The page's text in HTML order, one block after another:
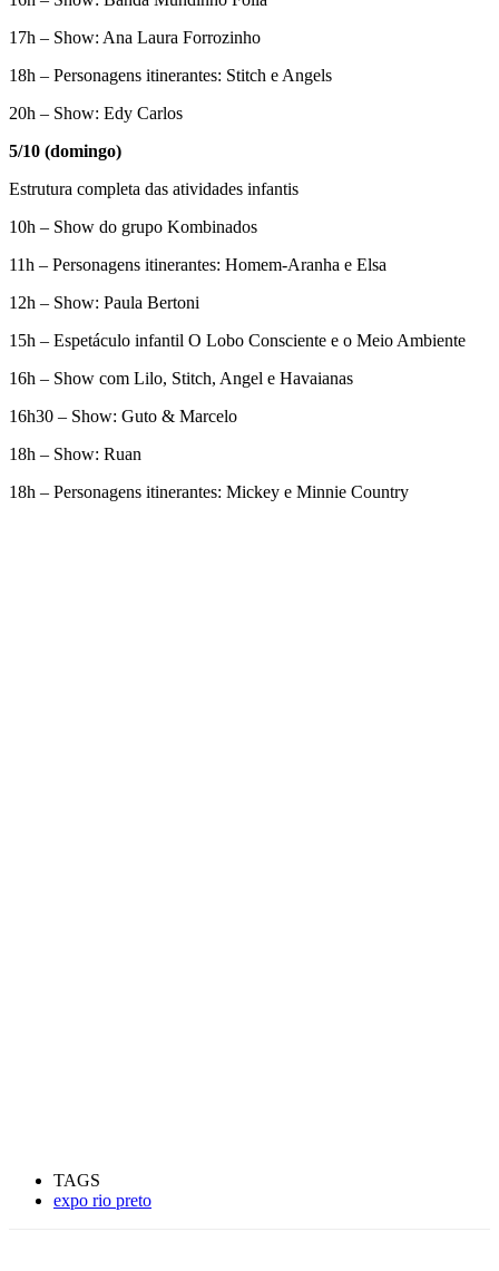
17h – Show: Ana Laura Forrozinho
18h – Personagens itinerantes: Stitch e Angels
20h – Show: Edy Carlos
5/10 (domingo)
Estrutura completa das atividades infantis
10h – Show do grupo Kombinados
11h – Personagens itinerantes: Homem-Aranha e Elsa
12h – Show: Paula Bertoni
15h – Espetáculo infantil O Lobo Consciente e o Meio Ambiente
16h – Show com Lilo, Stitch, Angel e Havaianas
16h30 – Show: Guto & Marcelo
18h – Show: Ruan
18h – Personagens itinerantes: Mickey e Minnie Country
TAGS
expo rio preto